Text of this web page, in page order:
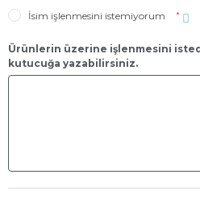
İsim işlenmesini istemiyorum
*
Ürünlerin üzerine işlenmesini
kutucuğa yazabilirsiniz.